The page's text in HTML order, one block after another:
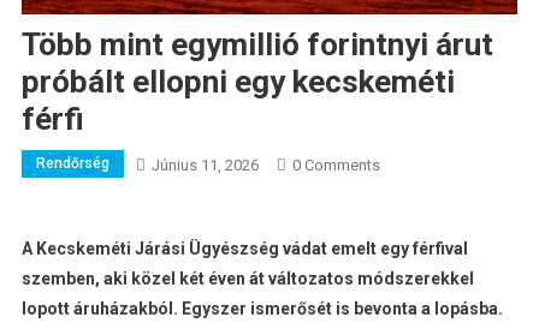
Több mint egymillió forintnyi árut
próbált ellopni egy kecskeméti
férfi
Rendőrség Június 11, 2026 0 Comments
A Kecskeméti Járási Ügyészség vádat emelt egy férfival
szemben, aki közel két éven át változatos módszerekkel
lopott áruházakból. Egyszer ismerősét is bevonta a lopásba.